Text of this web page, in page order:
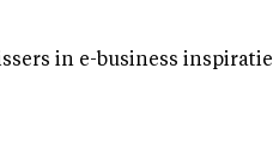
in e-business inspiratie